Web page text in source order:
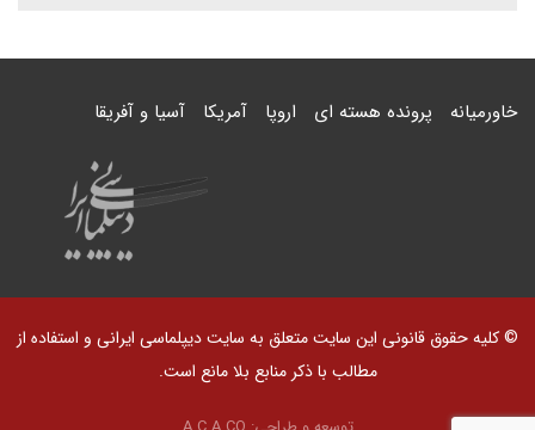
خاورمیانه پرونده هسته ای اروپا آمریکا آسیا و آفریقا
© کلیه حقوق قانونی این سایت متعلق به سایت دیپلماسی ایرانی و استفاده از
مطالب با ذکر منابع بلا مانع است.